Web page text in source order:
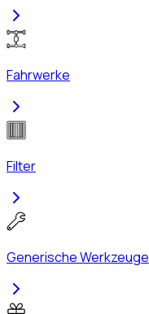
Fahrwerke
Filter
Generische Werkzeuge